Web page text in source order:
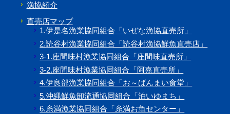
漁協紹介
直売店マップ
1.伊是名漁業協同組合「いぜな漁協直売所」
2.読谷村漁業協同組合「読谷村漁協鮮魚直売店」
3-1.座間味村漁業協同組合「座間味直売所」
3-2.座間味村漁業協同組合「阿嘉直売所」
4.伊良部漁業協同組合「お～ばんまい食堂」
5.沖縄鮮魚卸流通協同組合「泊いゆまち」
6.糸満漁業協同組合「糸満お魚センター」